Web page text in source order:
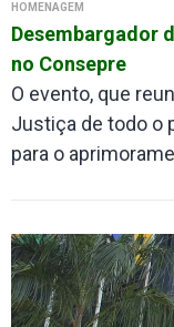
HOMENAGEM
Desembargador
no Consepre
O evento, que
Justiça de todo o
para o